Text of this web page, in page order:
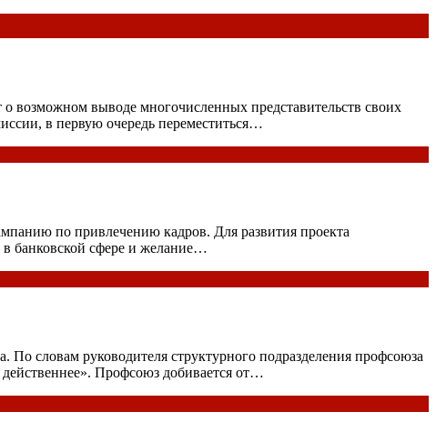
возможном выводе многочисленных представительств своих
в первую очередь переместиться…
по привлечению кадров. Для развития проекта
банковской сфере и желание…
словам руководителя структурного подразделения профсоюза
действеннее». Профсоюз добивается от…